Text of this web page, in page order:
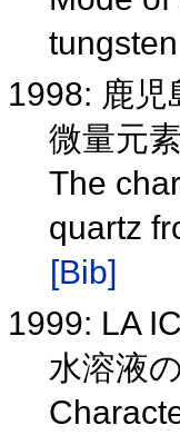
1998: 鹿
微量元
The
quartz
[Bib]
1999: LA
水溶液